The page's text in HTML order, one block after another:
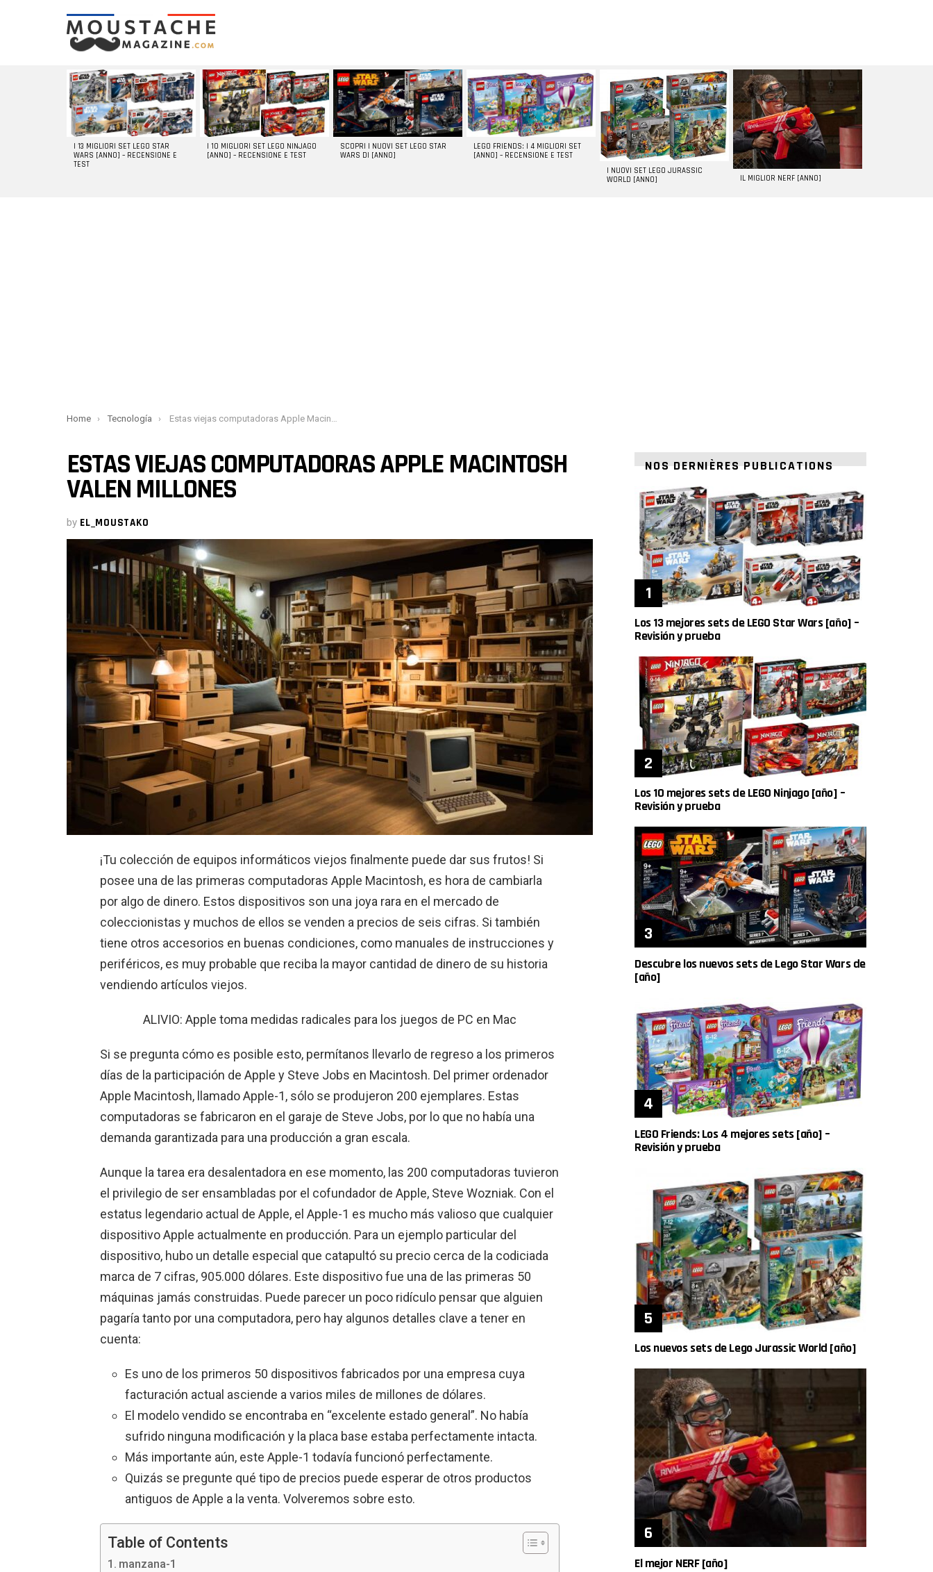
LATEST
STORIES
I 13 MIGLIORI SET LEGO STAR
WARS [ANNO] – RECENSIONE E
TEST
I 10 MIGLIORI SET LEGO NINJAGO
[ANNO] – RECENSIONE E TEST
SCOPRI I NUOVI SET LEGO STAR
WARS DI [ANNO]
LEGO FRIENDS: I 4 MIGLIORI SET
[ANNO] – RECENSIONE E TEST
I NUOVI SET LEGO JURASSIC
WORLD [ANNO]
IL MIGLIOR NERF [ANNO]
You are here:
Home Tecnología Estas viejas computadoras Apple Macintosh valen millones
ESTAS VIEJAS COMPUTADORAS APPLE MACINTOSH
VALEN MILLONES
by EL_MOUSTAKO
¡Tu colección de equipos informáticos viejos finalmente puede dar sus frutos! Si
posee una de las primeras computadoras Apple Macintosh, es hora de cambiarla
por algo de dinero. Estos dispositivos son una joya rara en el mercado de
coleccionistas y muchos de ellos se venden a precios de seis cifras. Si también
tiene otros accesorios en buenas condiciones, como manuales de instrucciones y
periféricos, es muy probable que reciba la mayor cantidad de dinero de su historia
vendiendo artículos viejos.
ALIVIO: Apple toma medidas radicales para los juegos de PC en Mac
Si se pregunta cómo es posible esto, permítanos llevarlo de regreso a los primeros
días de la participación de Apple y Steve Jobs en Macintosh. Del primer ordenador
Apple Macintosh, llamado Apple-1, sólo se produjeron 200 ejemplares. Estas
computadoras se fabricaron en el garaje de Steve Jobs, por lo que no había una
demanda garantizada para una producción a gran escala.
Aunque la tarea era desalentadora en ese momento, las 200 computadoras tuvieron
el privilegio de ser ensambladas por el cofundador de Apple, Steve Wozniak. Con el
estatus legendario actual de Apple, el Apple-1 es mucho más valioso que cualquier
dispositivo Apple actualmente en producción. Para un ejemplo particular del
dispositivo, hubo un detalle especial que catapultó su precio cerca de la codiciada
marca de 7 cifras, 905.000 dólares. Este dispositivo fue una de las primeras 50
máquinas jamás construidas. Puede parecer un poco ridículo pensar que alguien
pagaría tanto por una computadora, pero hay algunos detalles clave a tener en
cuenta:
Es uno de los primeros 50 dispositivos fabricados por una empresa cuya
facturación actual asciende a varios miles de millones de dólares.
El modelo vendido se encontraba en “excelente estado general”. No había
sufrido ninguna modificación y la placa base estaba perfectamente intacta.
Más importante aún, este Apple-1 todavía funcionó perfectamente.
Quizás se pregunte qué tipo de precios puede esperar de otros productos
antiguos de Apple a la venta. Volveremos sobre esto.
Table of Contents
manzana-1
NOS DERNIÈRES PUBLICATIONS
Los 13 mejores sets de LEGO Star Wars [año] –
Revisión y prueba
Los 10 mejores sets de LEGO Ninjago [año] –
Revisión y prueba
Descubre los nuevos sets de Lego Star Wars de
[año]
LEGO Friends: Los 4 mejores sets [año] –
Revisión y prueba
Los nuevos sets de Lego Jurassic World [año]
El mejor NERF [año]